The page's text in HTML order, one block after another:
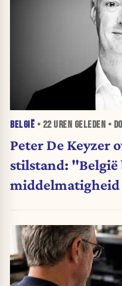
BELGIË • 22 UREN GELEDEN •
Peter De Keyzer
stilstand: "België